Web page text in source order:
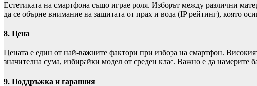
Естетиката на смартфона също играе роля. Изборът между различни
да се обърне внимание на защитата от прах и вода (IP рейтинг), която
8. Цена
Цената е един от най-важните фактори при избора на смартфон.
значителна сума, избирайки модел от среден клас. Важно е да намерите
9. Поддръжка и гаранция